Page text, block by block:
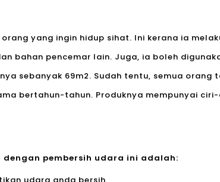
yang ingin hidup sihat. Ini kerana ia
bahan pencemar lain. Juga, ia boleh
sebanyak 69m2. Sudah tentu, semua orang
bertahun-tahun. Produknya mempunyai
pembersih udara ini adalah: